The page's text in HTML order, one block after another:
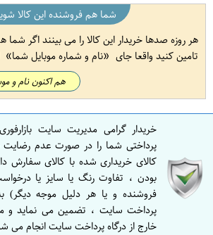
شما هم فروشنده این کالا
هر روزه صدها خریدار این کالا را می بینند اگر شما
تامین کنید واقعا جای
نام و شماره موبایل شما
هم اکنون نام و
خریدار گرامی مدیریت سایت
پرداختی شما را در صورت عدم
کالای خریداری شده با کالای سفارش
بودن ، تفاوت رنگ یا سایز یا
فروشنده و یا هر دلیل موجه دیگر)
پرداخت سایت ، تضمین می نماید و
خارج از درگاه پرداخت سایت انجام می